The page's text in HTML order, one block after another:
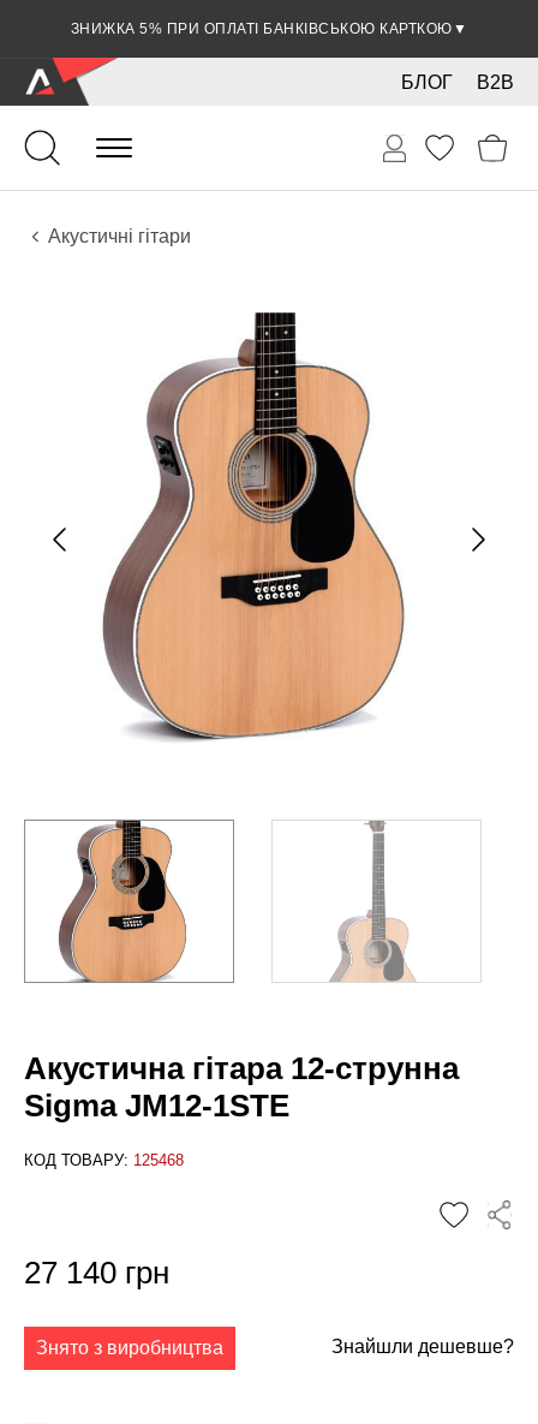
ЗНИЖКА 5% ПРИ ОПЛАТІ БАНКІВСЬКОЮ КАРТКОЮ ▼
B2B
БЛОГ
Гітари
Акустичні інструменти
Інструменти
Акустичні гітари
Акустична гітара 12-струнна
Sigma JM12-1STE
КОД ТОВАРУ: 125468
27 140 грн
Знято з виробництва Знайшли дешевше?